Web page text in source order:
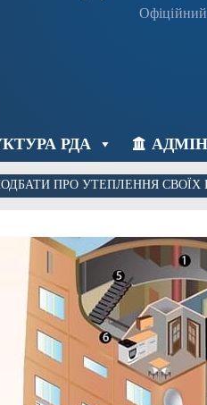
РДА
ПРО УТЕПЛЕННЯ СВОЇХ